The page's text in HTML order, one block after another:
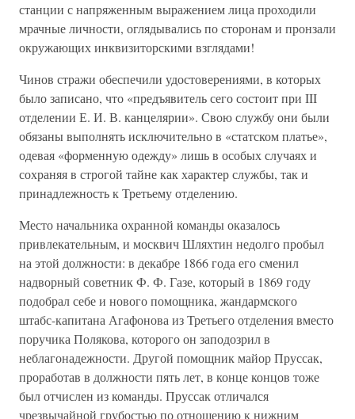
станции с напряженным выражением лица проходили
мрачные личности, оглядывались по сторонам и пронзали
окружающих инквизиторскими взглядами!
Чинов стражи обеспечили удостоверениями, в которых
было записано, что «предъявитель сего состоит при III
отделении Е. И. В. канцелярии». Свою службу они были
обязаны выполнять исключительно в «статском платье»,
одевая «форменную одежду» лишь в особых случаях и
сохраняя в строгой тайне как характер службы, так и
принадлежность к Третьему отделению.
Место начальника охранной команды оказалось
привлекательным, и москвич Шляхтин недолго пробыл
на этой должности: в декабре 1866 года его сменил
надворный советник Ф. Ф. Газе, который в 1869 году
подобрал себе и нового помощника, жандармского
штабс-капитана Агафонова из Третьего отделения вместо
поручика Полякова, которого он заподозрил в
неблагонадежности. Другой помощник майор Пруссак,
проработав в должности пять лет, в конце концов тоже
был отчислен из команды. Пруссак отличался
чрезвычайной грубостью по отношению к нижним